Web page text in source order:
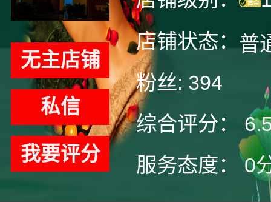
无主店铺
私信
我要评分
店铺状态： 普
粉丝: 394
综合评分：
服务态度：
0